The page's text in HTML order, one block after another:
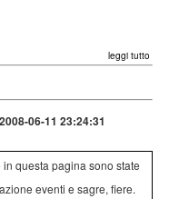
leggi tutto
06-11 23:24:31
questa pagina sono state
eventi e sagre, fiere.